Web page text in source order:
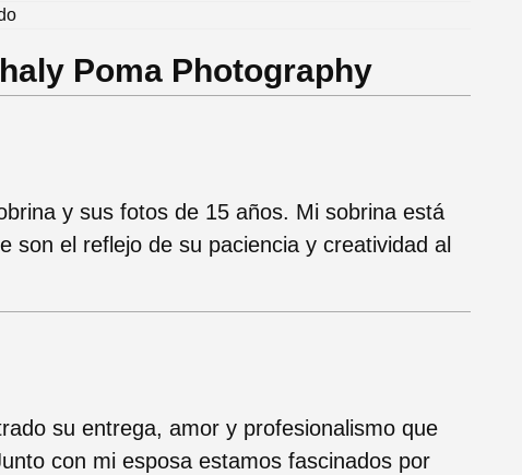
Poma Photography
y sus fotos de 15 años. Mi sobrina está
son el reflejo de su paciencia y creatividad al
su entrega, amor y profesionalismo que
con mi esposa estamos fascinados por